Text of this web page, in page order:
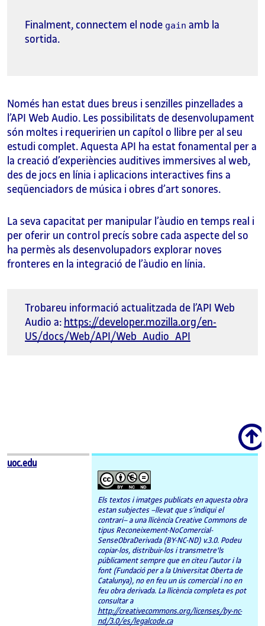
Finalment, connectem el node gain amb la
sortida.
Només han estat dues breus i senzilles pinzellades a
l’API Web Audio. Les possibilitats de desenvolupament
són moltes i requeririen un capítol o llibre per al seu
estudi complet. Aquesta API ha estat fonamental per a
la creació d’experiències auditives immersives al web,
des de jocs en línia i aplicacions interactives fins a
seqüenciadors de música i obres d’art sonores.
La seva capacitat per manipular l’àudio en temps real i
per oferir un control precís sobre cada aspecte del so
ha permès als desenvolupadors explorar noves
fronteres en la integració de l’àudio en línia.
Trobareu informació actualitzada de l’API Web
Audio a: https://developer.mozilla.org/en-
US/docs/Web/API/Web_Audio_API
Scroll
uoc.edu
Els textos i imatges publicats en aquesta obra
estan subjectes –llevat que s’indiqui el
contrari– a una llicència Creative Commons de
tipus Reconeixement-NoComercial-
SenseObraDerivada (BY-NC-ND) v.3.0. Podeu
copiar-los, distribuir-los i transmetre'ls
públicament sempre que en citeu l’autor i la
font (Fundació per a la Universitat Oberta de
Catalunya), no en feu un ús comercial i no en
feu obra derivada. La llicència completa es pot
consultar a
http://creativecommons.org/licenses/by-nc-
nd/3.0/es/legalcode.ca